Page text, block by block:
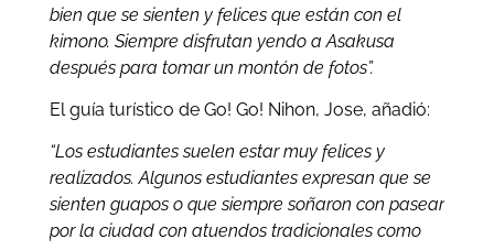
bien que se sienten y felices que están con el
kimono. Siempre disfrutan yendo a Asakusa
después para tomar un montón de fotos”.
El guía turístico de Go! Go! Nihon, Jose, añadió:
“Los estudiantes suelen estar muy felices y
realizados. Algunos estudiantes expresan que se
sienten guapos o que siempre soñaron con pasear
por la ciudad con atuendos tradicionales como